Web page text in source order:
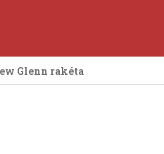
Glenn rakéta